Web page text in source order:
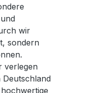
wir
sondern
verlegen